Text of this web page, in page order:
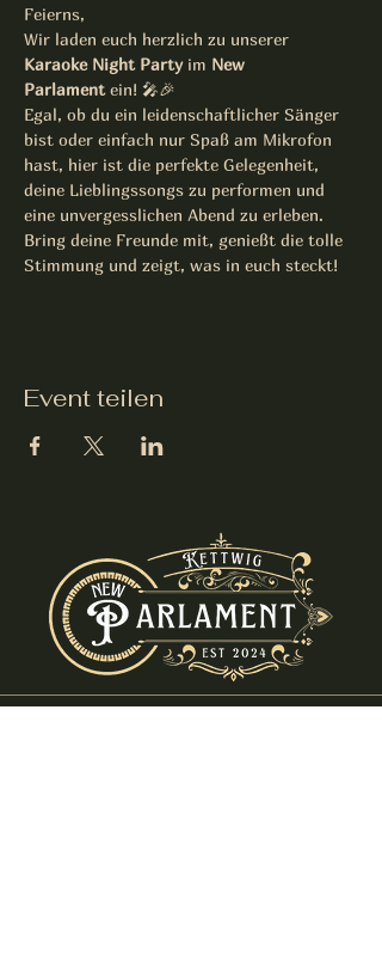
Feierns,
Wir laden euch herzlich zu unserer
Karaoke Night Party im New
Parlament ein! 🎤🎉
Egal, ob du ein leidenschaftlicher Sänger
bist oder einfach nur Spaß am Mikrofon
hast, hier ist die perfekte Gelegenheit,
deine Lieblingssongs zu performen und
eine unvergesslichen Abend zu erleben.
Bring deine Freunde mit, genießt die tolle
Stimmung und zeigt, was in euch steckt!
Event teilen